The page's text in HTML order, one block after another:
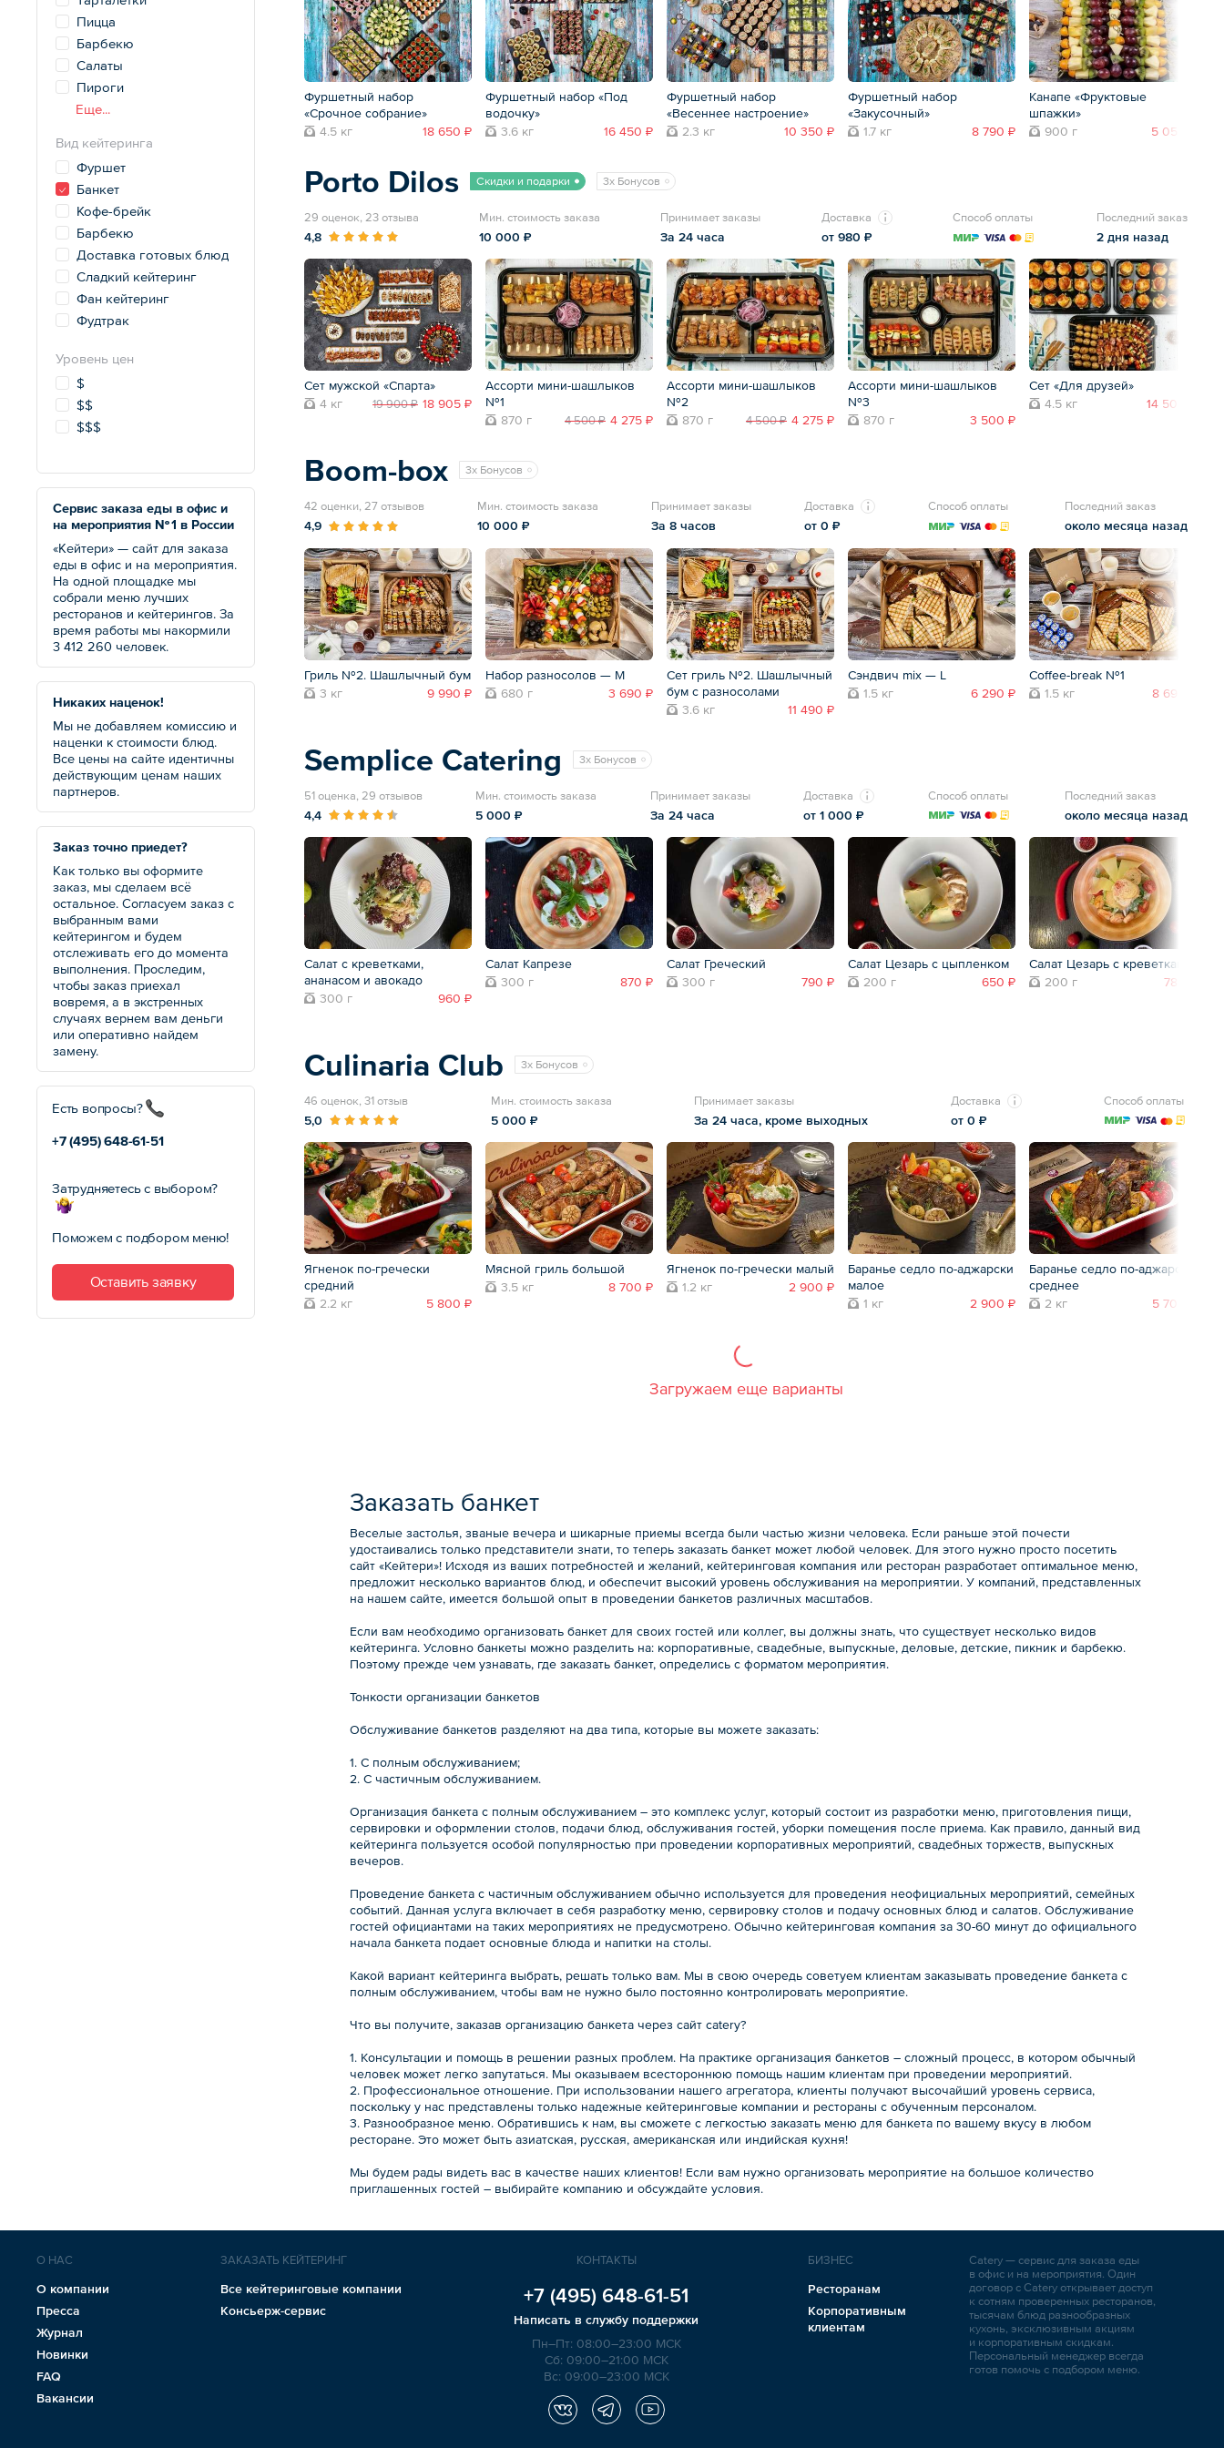
Пицца
Барбекю
Салаты
Пироги
Еще...
Вид кейтеринга
Фуршет
Банкет
Кофе-брейк
Барбекю
Доставка готовых блюд
Сладкий кейтеринг
Фан кейтеринг
Фудтрак
Уровень цен
$
$$
$$$
Сервис заказа еды в офис и
на мероприятия № 1 в России
«Кейтери» — сайт для заказа
еды в офис и на мероприятия.
На одной площадке мы
собрали меню лучших
ресторанов и кейтерингов. За
время работы мы накормили
3 412 260 человек.
Никаких наценок!
Мы не добавляем комиссию и
наценки к стоимости блюд.
Все цены на сайте идентичны
действующим ценам наших
партнеров.
Заказ точно приедет?
Как только вы оформите
заказ, мы сделаем всё
остальное. Согласуем заказ с
выбранным вами
кейтерингом и будем
отслеживать его до момента
выполнения. Проследим,
чтобы заказ приехал
вовремя, а в экстренных
случаях вернем вам деньги
или оперативно найдем
замену.
Есть вопросы?
+7 (495) 648-61-51
Затрудняетесь с выбором?
Поможем с подбором меню!
Оставить заявку
Фуршетный набор
«Срочное собрание»
4.5 кг
18 650 ₽
Фуршетный набор «Под
водочку»
3.6 кг
16 450 ₽
Фуршетный набор
«Весеннее настроение»
2.3 кг
10 350 ₽
Фуршетный набор
«Закусочный»
1.7 кг
8 790 ₽
Канапе «Фруктовые
шпажки»
900 г
5 050 ₽
Porto Dilos Скидки и подарки 3x Бонусов
29 оценок, 23 отзыва
4,8
Мин. стоимость заказа
10 000 ₽
Принимает заказы
За 24 часа
Доставка
от 980 ₽
Способ оплаты Последний заказ
2 дня назад
Сет мужской «Спарта»
4 кг
19 900 ₽ 18 905 ₽
Ассорти мини-шашлыков
№1
870 г
4 500 ₽ 4 275 ₽
Ассорти мини-шашлыков
№2
870 г
4 500 ₽ 4 275 ₽
Ассорти мини-шашлыков
№3
870 г
3 500 ₽
Сет «Для друзей»
4.5 кг
14 500 ₽
Boom-box 3x Бонусов
42 оценки, 27 отзывов
4,9
Мин. стоимость заказа
10 000 ₽
Принимает заказы
За 8 часов
Доставка
от 0 ₽
Способ оплаты Последний заказ
около месяца назад
Гриль №2. Шашлычный бум
3 кг
9 990 ₽
Набор разносолов — M
680 г
3 690 ₽
Сет гриль №2. Шашлычный
бум с разносолами
3.6 кг
11 490 ₽
Сэндвич mix — L
1.5 кг
6 290 ₽
Coffee-break №1
1.5 кг
8 690 ₽
Semplice Catering 3x Бонусов
51 оценка, 29 отзывов
4,4
Мин. стоимость заказа
5 000 ₽
Принимает заказы
За 24 часа
Доставка
от 1 000 ₽
Способ оплаты Последний заказ
около месяца назад
Салат с креветками,
ананасом и авокадо
300 г
960 ₽
Салат Капрезе
300 г
870 ₽
Салат Греческий
300 г
790 ₽
Салат Цезарь с цыпленком
200 г
650 ₽
Салат Цезарь с креветками
200 г
780 ₽
Culinaria Club 3x Бонусов
46 оценок, 31 отзыв
5,0
Мин. стоимость заказа
5 000 ₽
Принимает заказы
За 24 часа, кроме выходных
Доставка
от 0 ₽
Способ оплаты
Ягненок по-гречески
средний
2.2 кг
5 800 ₽
Мясной гриль большой
3.5 кг
8 700 ₽
Ягненок по-гречески малый
1.2 кг
2 900 ₽
Баранье седло по-аджарски
малое
1 кг
2 900 ₽
Баранье седло по-аджарски
среднее
2 кг
5 700 ₽
Загружаем еще варианты
Заказать банкет
Веселые застолья, званые вечера и шикарные приемы всегда были частью жизни человека. Если раньше этой почести
удостаивались только представители знати, то теперь заказать банкет может любой человек. Для этого нужно просто посетить
сайт «Кейтери»! Исходя из ваших потребностей и желаний, кейтеринговая компания или ресторан разработает оптимальное меню,
предложит несколько вариантов блюд, и обеспечит высокий уровень обслуживания на мероприятии. У компаний, представленных
на нашем сайте, имеется большой опыт в проведении банкетов различных масштабов.
Если вам необходимо организовать банкет для своих гостей или коллег, вы должны знать, что существует несколько видов
кейтеринга. Условно банкеты можно разделить на: корпоративные, свадебные, выпускные, деловые, детские, пикник и барбекю.
Поэтому прежде чем узнавать, где заказать банкет, определись с форматом мероприятия.
Тонкости организации банкетов
Обслуживание банкетов разделяют на два типа, которые вы можете заказать:
1. С полным обслуживанием;
2. С частичным обслуживанием.
Организация банкета с полным обслуживанием – это комплекс услуг, который состоит из разработки меню, приготовления пищи,
сервировки и оформлении столов, подачи блюд, обслуживания гостей, уборки помещения после приема. Как правило, данный вид
кейтеринга пользуется особой популярностью при проведении корпоративных мероприятий, свадебных торжеств, выпускных
вечеров.
Проведение банкета с частичным обслуживанием обычно используется для проведения неофициальных мероприятий, семейных
событий. Данная услуга включает в себя разработку меню, сервировку столов и подачу основных блюд и салатов. Обслуживание
гостей официантами на таких мероприятиях не предусмотрено. Обычно кейтеринговая компания за 30-60 минут до официального
начала банкета подает основные блюда и напитки на столы.
Какой вариант кейтеринга выбрать, решать только вам. Мы в свою очередь советуем клиентам заказывать проведение банкета с
полным обслуживанием, чтобы вам не нужно было постоянно контролировать мероприятие.
Что вы получите, заказав организацию банкета через сайт catery?
1. Консультации и помощь в решении разных проблем. На практике организация банкетов – сложный процесс, в котором обычный
человек может легко запутаться. Мы оказываем всестороннюю помощь нашим клиентам при проведении мероприятий.
2. Профессиональное отношение. При использовании нашего агрегатора, клиенты получают высочайший уровень сервиса,
поскольку у нас представлены только надежные кейтеринговые компании и рестораны с обученным персоналом.
3. Разнообразное меню. Обратившись к нам, вы сможете с легкостью заказать меню для банкета по вашему вкусу в любом
ресторане. Это может быть азиатская, русская, американская или индийская кухня!
Мы будем рады видеть вас в качестве наших клиентов! Если вам нужно организовать мероприятие на большое количество
приглашенных гостей – выбирайте компанию и обсуждайте условия.
О НАС
О компании
Пресса
Журнал
Новинки
FAQ
Вакансии
ЗАКАЗАТЬ КЕЙТЕРИНГ
Все кейтеринговые компании
Консьерж-сервис
КОНТАКТЫ
+7 (495) 648-61-51
Написать в службу поддержки
Пн–Пт: 08:00–23:00 МСК
Сб: 09:00–21:00 МСК
Вс: 09:00–23:00 МСК
БИЗНЕС
Ресторанам
Корпоративным
клиентам
Catery — сервис для заказа еды
в офис и на мероприятия. Один
договор с Catery открывает доступ
к сотням проверенных ресторанов,
тысячам блюд разнообразных
кухонь, эксклюзивным акциям
и корпоративным скидкам.
Персональный менеджер всегда
готов помочь с подбором меню.